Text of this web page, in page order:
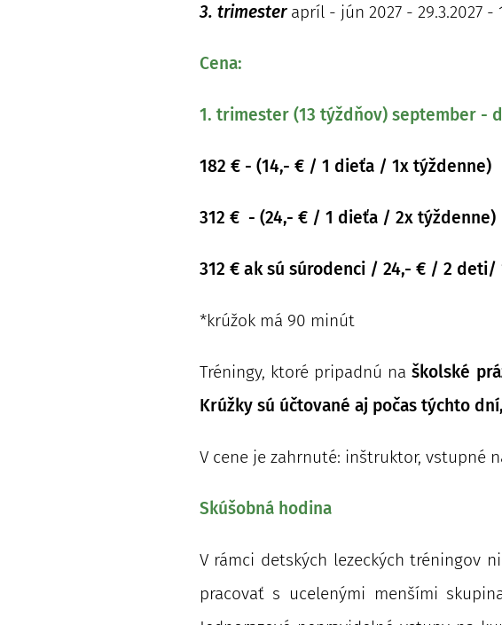
3. trimesterapríl - jún 2027 - 29.3.2027 -
Cena:
1. trimester (13 týždňov) september -
182 € - (14,- € / 1 dieťa / 1x týždenne)
312 € - (24,- € / 1 dieťa / 2x týždenne)
312 € ak sú súrodenci / 24,- € / 2 deti/
*krúžok má 90 minút
Tréningy, ktoré pripadnú na školské
Krúžky sú účtované aj počas týchto dní,
V cene je zahrnuté: inštruktor, vstupné
Skúšobná hodina
V rámci detských lezeckých tréningov
pracovať s ucelenými menšími